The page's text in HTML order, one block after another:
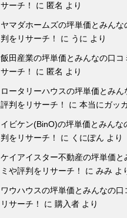
サーチ！
に 匿名 より
ヤマダホームズの坪単価とみんな
判をリサーチ！
に うに より
飯田産業の坪単価とみんなの口コ
サーチ！
に 匿名 より
ロータリーハウスの坪単価とみん
評判をリサーチ！
に 本当にガッ
イビケン(BinO)の坪単価とみんな
判をリサーチ！
に くにぽん より
ケイアイスター不動産の坪単価と
ミや評判をリサーチ！
に みみ よ
ワウハウスの坪単価とみんなの口
リサーチ！
に 購入者 より